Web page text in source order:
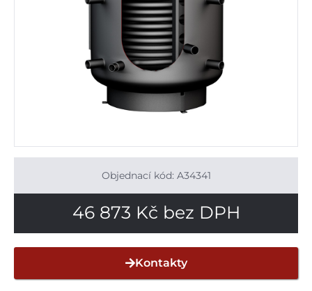
Objednací kód: A34341
46 873 Kč bez DPH
Kontakty